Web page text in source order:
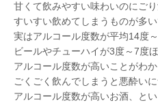
甘くて飲みやすい味わいのにごり
すいすい飲めてしまうものが多い
実はアルコール度数が平均14度
ビールやチューハイが3度～7度
アルコール度数が高いことがわか
ごくごく飲んでしまうと悪酔い
アルコール度数が高いお酒、と